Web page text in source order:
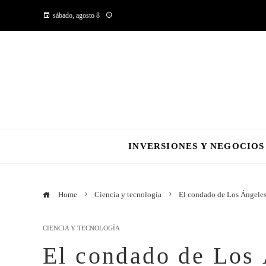
sábado, agosto 8
INVERSIONES Y NEGOCIOS
Home Ciencia y tecnología El condado de Los
CIENCIA Y TECNOLOGÍA
El condado de Los